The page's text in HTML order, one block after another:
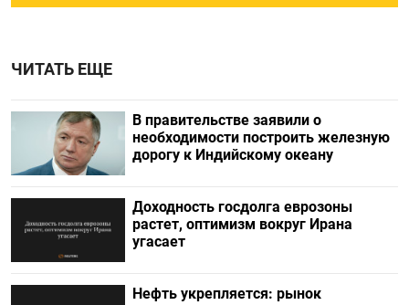
ЧИТАТЬ ЕЩЕ
В правительстве заявили о
необходимости построить железную
дорогу к Индийскому океану
Доходность госдолга еврозоны
растет, оптимизм вокруг Ирана
угасает
Нефть укрепляется: рынок